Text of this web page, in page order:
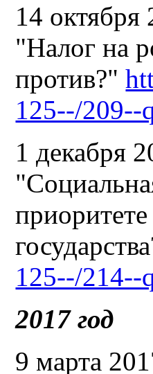
14
"Налог на
против?"
125--/209--
1 декабря
125--/214--
2017 год
9 марта